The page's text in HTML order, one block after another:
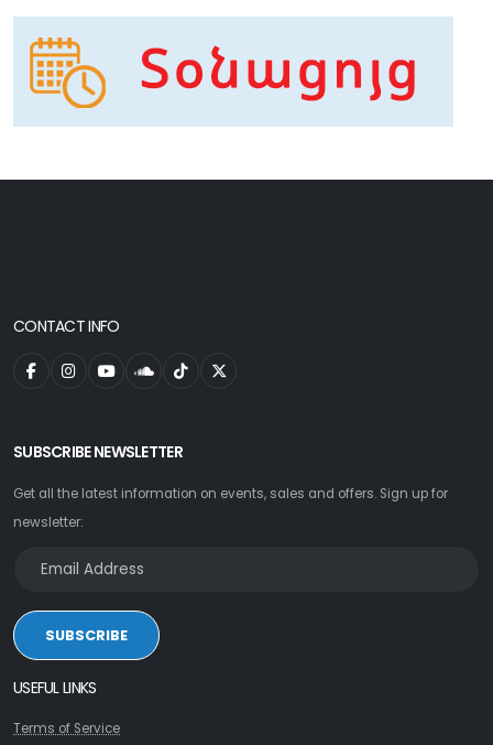
CONTACT INFO
SUBSCRIBE NEWSLETTER
Get all the latest information on events, sales and offers. Sign up for
newsletter:
SUBSCRIBE
USEFUL LINKS
Terms of Service